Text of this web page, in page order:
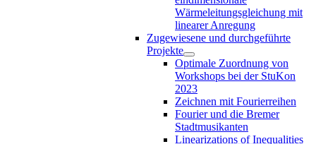
Wärmeleitungsgleichung mit
linearer Anregung
Zugewiesene und durchgeführte
Projekte
Optimale Zuordnung von
Workshops bei der StuKon
2023
Zeichnen mit Fourierreihen
Fourier und die Bremer
Stadtmusikanten
Linearizations of Inequalities